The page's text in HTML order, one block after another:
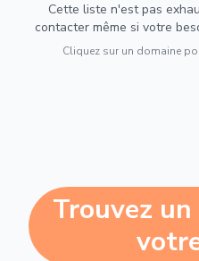
Cette liste n'est pas
contacter même si votre
Cliquez sur un domaine
Trouvez